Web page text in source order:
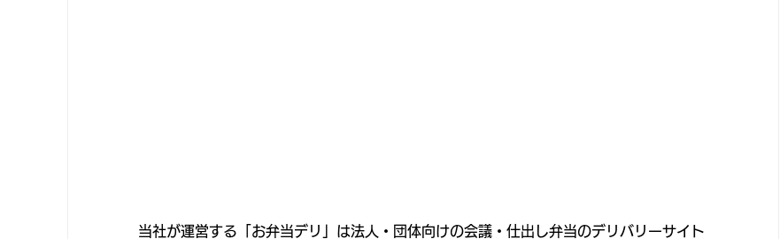
当社が運営する「お弁当デリ」は法人・団体向けの会議・仕出し弁当のデリバリーサイト